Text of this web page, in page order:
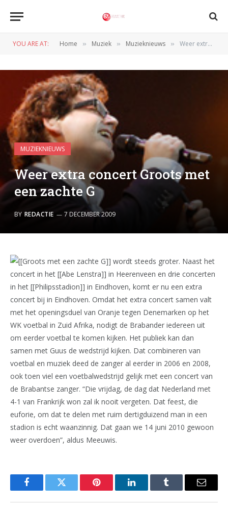
YOU ARE AT: Home » Muziek » Muzieknieuws » Weer extra concert Groots met een zachte G
MUZIEKNIEUWS
Weer extra concert Groots met
een zachte G
BY REDACTIE 7 DECEMBER 2009
[[Groots met een zachte G]] wordt steeds groter. Naast het
concert in het [[Abe Lenstra]] in Heerenveen en drie concerten
in het [[Philipsstadion]] in Eindhoven, komt er nu een extra
concert bij in Eindhoven. Omdat het extra concert samen valt
met het openingsduel van Oranje tegen Denemarken op het
WK voetbal in Zuid Afrika, nodigt de Brabander iedereen uit
om eerder voetbal te komen kijken. Het publiek kan dan
samen met Guus de wedstrijd kijken. Dat combineren van
voetbal en muziek deed de zanger al eerder in 2006 en 2008,
ook toen viel een voetbalwedstrijd gelijk met een concert van
de Brabantse zanger. “Die vrijdag, de dag dat Nederland met
4-1 van Frankrijk won zal ik nooit vergeten. Dat feest, die
euforie, om dat te delen met ruim dertigduizend man in een
stadion is echt waanzinnig. Dat gaan we 14 juni 2010 gewoon
weer overdoen”, aldus Meeuwis.
FacebookTwitter Pinterest LinkedInTumblr Email